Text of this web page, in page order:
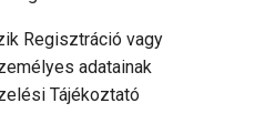
Regisztráció vagy
adatainak
Tájékoztató